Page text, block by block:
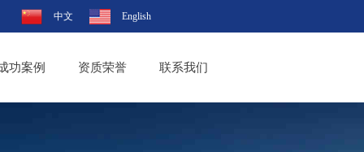
中文 English
功案例 资质荣誉 联系我们